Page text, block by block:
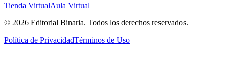
Tienda VirtualAula Virtual
© 2026 Editorial Binaria. Todos los derechos reservados.
Política de PrivacidadTérminos de Uso